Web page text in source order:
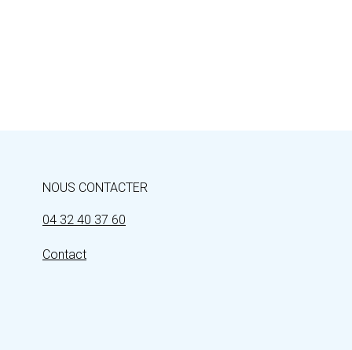
NOUS CONTACTER
04 32 40 37 60
Contact